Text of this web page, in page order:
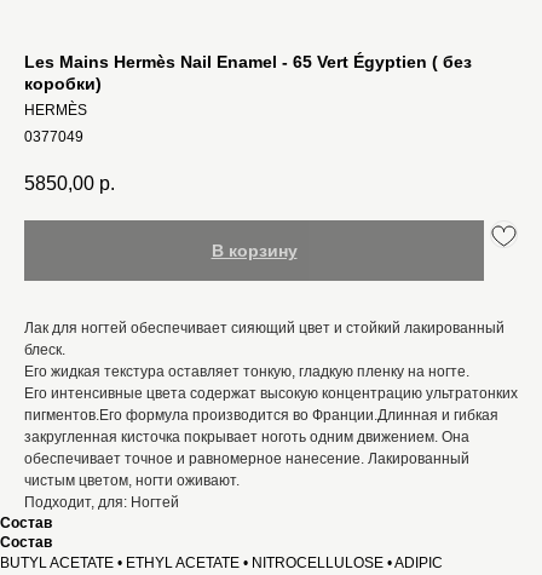
Les Mains Hermès Nail Enamel - 65 Vert Égyptien ( без
коробки)
HERMÈS
0377049
5850,00 р.
В корзину
Лак для ногтей обеспечивает сияющий цвет и стойкий лакированный
блеск.
Его жидкая текстура оставляет тонкую, гладкую пленку на ногте.
Его интенсивные цвета содержат высокую концентрацию ультратонких
пигментов.Его формула производится во Франции.Длинная и гибкая
закругленная кисточка покрывает ноготь одним движением. Она
обеспечивает точное и равномерное нанесение. Лакированный
чистым цветом, ногти оживают.
Подходит, для: Ногтей
Состав
Состав
BUTYL ACETATE • ETHYL ACETATE • NITROCELLULOSE • ADIPIC